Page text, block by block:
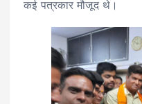
कई पत्रकार मौजूद थे।